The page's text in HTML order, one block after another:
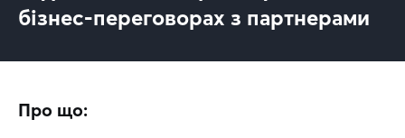
бізнес-переговорах з партнерами
Про що: